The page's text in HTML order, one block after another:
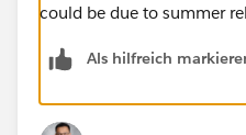
could be due to summer
Als hilfreich